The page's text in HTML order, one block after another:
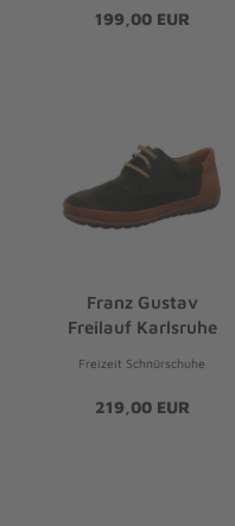
199,00 EUR
Franz Gustav
Freilauf Karlsruhe
Freizeit Schnürschuhe
219,00 EUR